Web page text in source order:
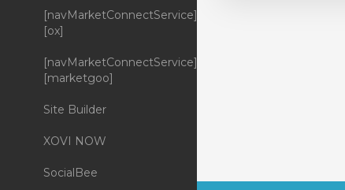
[navMarketConnectService]
[ox]
[navMarketConnectService]
[marketgoo]
Site Builder
XOVI NOW
SocialBee